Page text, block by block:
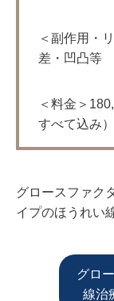
＜副作用・
差・凹凸等
＜料金＞
すべて込み）
グロースファク
イプのほうれい
グロ
線治